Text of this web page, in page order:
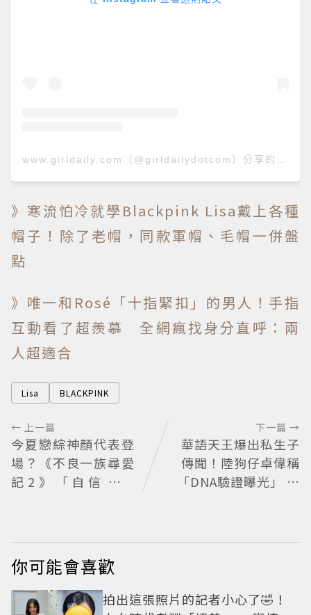
》寒流怕冷就學Blackpink Lisa戴上各種
帽子！除了老帽，同款軍帽、毛帽一併盤
點
》唯一和Rosé「十指緊扣」的男人！手指
互動看了超羨慕 全網瘋找身分直呼：兩
人超適合
Lisa BLACKPINK
← 上一篇
今夏戀綜神顏代表登
場？《不良一族尋愛
記2》「自信公關
闆
下一篇 →
華語天王爆出私生子
傳聞！陸狗仔卓偉稱
「DNA驗證曝光」 全
你可能會喜歡
拍出這張照片的記者小心了🤣！